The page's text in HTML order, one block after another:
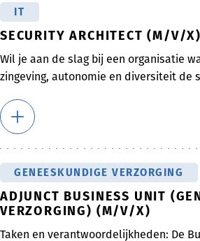
IT
SECURITY ARCHITECT (M/V/X)
Wil je aan de slag bij een organisatie
zingeving, autonomie en diversiteit de
GENEESKUNDIGE VERZORGING
ADJUNCT BUSINESS UNIT
VERZORGING) (M/V/X)
Taken en verantwoordelijkheden: De